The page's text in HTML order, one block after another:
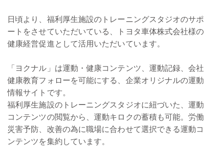
日頃より、福利厚生施設のトレーニングスタジオのサポ
ートをさせていただいている、トヨタ車体株式会社様の
健康経営促進として活用いただいています。
「ヨクナル」は運動・健康コンテンツ、運動記録、会社
健康教育フォローを可能にする、企業オリジナルの運動
情報サイトです。
福利厚生施設のトレーニングスタジオに紐づいた、運動
コンテンツの閲覧から、運動キロクの蓄積も可能。労働
災害予防、改善の為に職場に合わせて選択できる運動コ
ンテンツを集約しています。